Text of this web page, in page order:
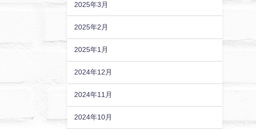
2025年3月
2025年2月
2025年1月
2024年12月
2024年11月
2024年10月